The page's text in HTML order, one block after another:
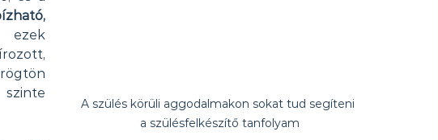
A szülés körüli aggodalmakon sokat tud segíteni
a szülésfelkészítő tanfolyam